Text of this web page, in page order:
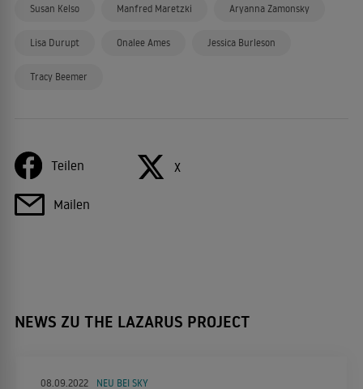
Susan Kelso Manfred Maretzki Aryanna Zamonsky
Lisa Durupt Onalee Ames Jessica Burleson
Tracy Beemer
Teilen X
Mailen
NEWS ZU THE LAZARUS PROJECT
08.09.2022 NEU BEI SKY